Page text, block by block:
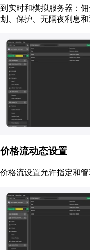
到实时和模拟服务器：
划、保护、无隔夜利息和
价格流动态设置
价格流设置允许指定和管